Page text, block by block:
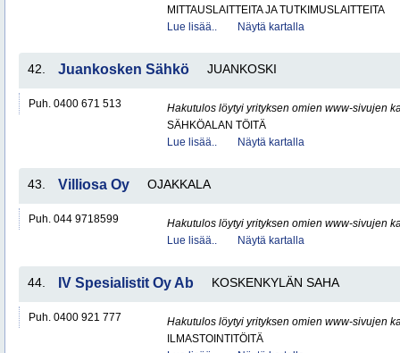
MITTAUSLAITTEITA JA TUTKIMUSLAITTEITA
Lue lisää..
Näytä kartalla
42. Juankosken Sähkö JUANKOSKI
Puh. 0400 671 513
Hakutulos löytyi yrityksen omien www-sivujen
SÄHKÖALAN TÖITÄ
Lue lisää..
Näytä kartalla
43. Villiosa Oy OJAKKALA
Puh. 044 9718599
Hakutulos löytyi yrityksen omien www-sivujen
Lue lisää..
Näytä kartalla
44. IV Spesialistit Oy Ab KOSKENKYLÄN SAHA
Puh. 0400 921 777
Hakutulos löytyi yrityksen omien www-sivujen
ILMASTOINTITÖITÄ